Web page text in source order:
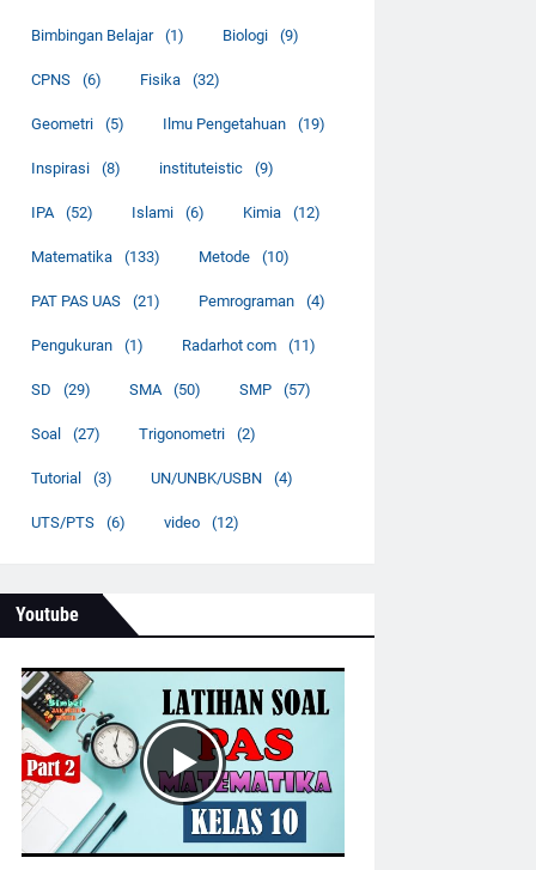
Bimbingan Belajar (1) Biologi (9)
CPNS (6) Fisika (32)
Geometri (5) Ilmu Pengetahuan (19)
Inspirasi (8) instituteistic (9)
IPA (52) Islami (6) Kimia (12)
Matematika (133) Metode (10)
PAT PAS UAS (21) Pemrograman (4)
Pengukuran (1) Radarhot com (11)
SD (29) SMA (50) SMP (57)
Soal (27) Trigonometri (2)
Tutorial (3) UN/UNBK/USBN (4)
UTS/PTS (6) video (12)
Youtube